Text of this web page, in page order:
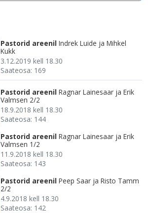
Pastorid areenil Indrek Luide ja Mihkel
Kukk
3.12.2019 kell 18.30
Saateosa: 169
Pastorid areenil Ragnar Lainesaar ja Erik
Valmsen 2/2
18.9.2018 kell 18.30
Saateosa: 144
Pastorid areenil Ragnar Lainesaar ja Erik
Valmsen 1/2
11.9.2018 kell 18.30
Saateosa: 143
Pastorid areenil Peep Saar ja Risto Tamm
2/2
4.9.2018 kell 18.30
Saateosa: 142